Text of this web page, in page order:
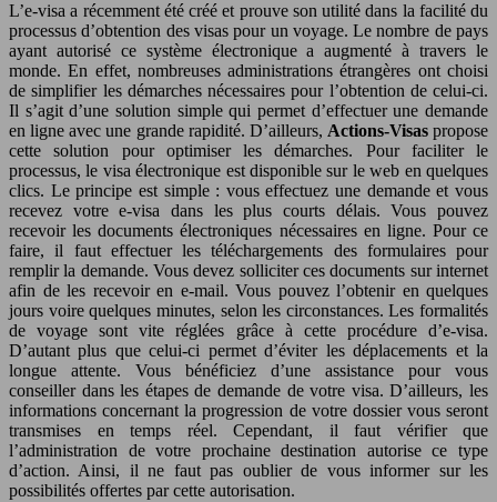
L’e-visa a récemment été créé et prouve son utilité dans la facilité du
processus d’obtention des visas pour un voyage. Le nombre de pays
ayant autorisé ce système électronique a augmenté à travers le
monde. En effet, nombreuses administrations étrangères ont choisi
de simplifier les démarches nécessaires pour l’obtention de celui-ci.
Il s’agit d’une solution simple qui permet d’effectuer une demande
en ligne avec une grande rapidité. D’ailleurs, Actions-Visaspropose
cette solution pour optimiser les démarches. Pour faciliter le
processus, le visa électronique est disponible sur le web en quelques
clics. Le principe est simple : vous effectuez une demande et vous
recevez votre e-visa dans les plus courts délais. Vous pouvez
recevoir les documents électroniques nécessaires en ligne. Pour ce
faire, il faut effectuer les téléchargements des formulaires pour
remplir la demande. Vous devez solliciter ces documents sur internet
afin de les recevoir en e-mail. Vous pouvez l’obtenir en quelques
jours voire quelques minutes, selon les circonstances. Les formalités
de voyage sont vite réglées grâce à cette procédure d’e-visa.
D’autant plus que celui-ci permet d’éviter les déplacements et la
longue attente. Vous bénéficiez d’une assistance pour vous
conseiller dans les étapes de demande de votre visa. D’ailleurs, les
informations concernant la progression de votre dossier vous seront
transmises en temps réel. Cependant, il faut vérifier que
l’administration de votre prochaine destination autorise ce type
d’action. Ainsi, il ne faut pas oublier de vous informer sur les
possibilités offertes par cette autorisation.